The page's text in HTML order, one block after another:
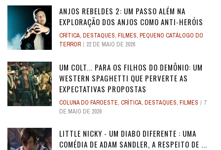
ANJOS REBELDES 2: UM PASSO ALÉM NA
EXPLORAÇÃO DOS ANJOS COMO ANTI-HERÓIS
CRÍTICA, DESTAQUES, FILMES, PEQUENO CATÁLOGO DO
TERROR
22 DE MAIO DE 2026
UM COLT... PARA OS FILHOS DO DEMÔNIO: UM
WESTERN SPAGHETTI QUE PERVERTE AS
EXPECTATIVAS PROPOSTAS
COLUNA DO FAROESTE, CRÍTICA, DESTAQUES, FILMES
7
DE MAIO DE 2026
LITTLE NICKY - UM DIABO DIFERENTE : UMA
COMÉDIA DE ADAM SANDLER, A RESPEITO DE ...